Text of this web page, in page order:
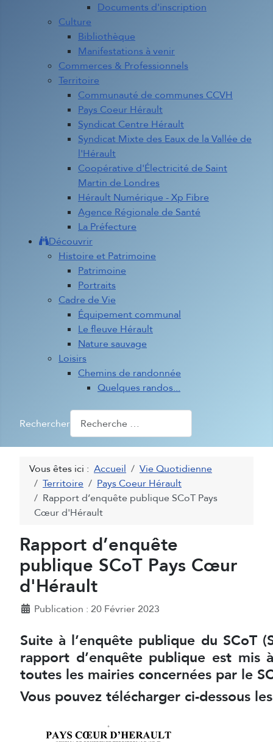
Documents d'inscription
Culture
Bibliothèque
Manifestations à venir
Commerces & Professionnels
Territoire
Communauté de communes CCVH
Pays Coeur Hérault
Syndicat Centre Hérault
Syndicat Mixte des Eaux de la Vallée de
l'Hérault
Coopérative d'Électricité de Saint
Martin de Londres
Hérault Numérique - Xp Fibre
Agence Régionale de Santé
La Préfecture
Découvrir
Histoire et Patrimoine
Patrimoine
Portraits
Cadre de Vie
Équipement communal
Le fleuve Hérault
Nature sauvage
Loisirs
Chemins de randonnée
Quelques randos...
Rechercher
Vous êtes ici : Accueil
Vie Quotidienne
Territoire
Pays Coeur Hérault
Rapport d’enquête publique SCoT Pays
Cœur d'Hérault
Rapport d’enquête
publique SCoT Pays Cœur
d'Hérault
DétailsPublication : 20 Février 2023
Suite à l’enquête publique du SCoT
rapport d’enquête publique est mis
toutes les mairies concernées par le
Vous pouvez télécharger ci-dessous